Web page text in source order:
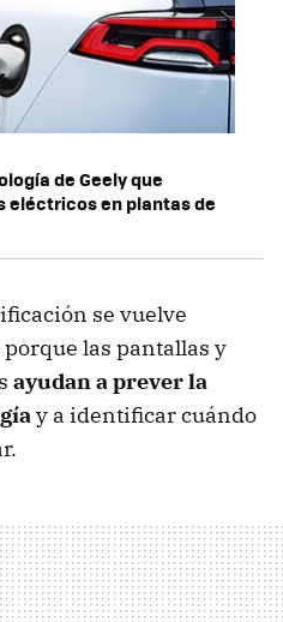
de Geely que
eléctricos en plantas de
se vuelve
las pantallas y
ayudan a prever la
y a identificar cuándo